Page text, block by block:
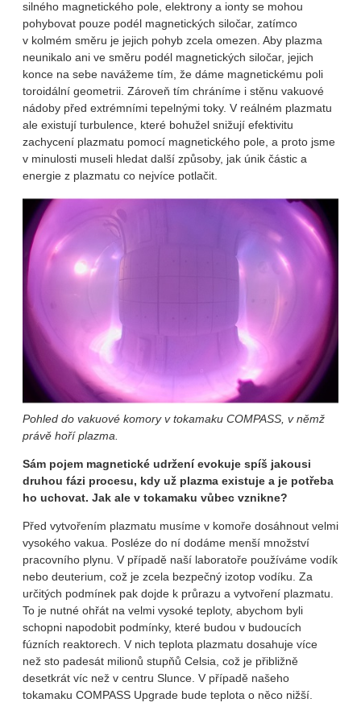
silného magnetického pole, elektrony a ionty se mohou
pohybovat pouze podél magnetických siločar, zatímco
v kolmém směru je jejich pohyb zcela omezen. Aby plazma
neunikalo ani ve směru podél magnetických siločar, jejich
konce na sebe navážeme tím, že dáme magnetickému poli
toroidální geometrii. Zároveň tím chráníme i stěnu vakuové
nádoby před extrémními tepelnými toky. V reálném plazmatu
ale existují turbulence, které bohužel snižují efektivitu
zachycení plazmatu pomocí magnetického pole, a proto jsme
v minulosti museli hledat další způsoby, jak únik částic a
energie z plazmatu co nejvíce potlačit.
Pohled do vakuové komory v tokamaku COMPASS, v němž
právě hoří plazma.
Sám pojem magnetické udržení evokuje spíš jakousi
druhou fázi procesu, kdy už plazma existuje a je potřeba
ho uchovat. Jak ale v tokamaku vůbec vznikne?
Před vytvořením plazmatu musíme v komoře dosáhnout velmi
vysokého vakua. Posléze do ní dodáme menší množství
pracovního plynu. V případě naší laboratoře používáme vodík
nebo deuterium, což je zcela bezpečný izotop vodíku. Za
určitých podmínek pak dojde k průrazu a vytvoření plazmatu.
To je nutné ohřát na velmi vysoké teploty, abychom byli
schopni napodobit podmínky, které budou v budoucích
fúzních reaktorech. V nich teplota plazmatu dosahuje více
než sto padesát milionů stupňů Celsia, což je přibližně
desetkrát víc než v centru Slunce. V případě našeho
tokamaku COMPASS Upgrade bude teplota o něco nižší.